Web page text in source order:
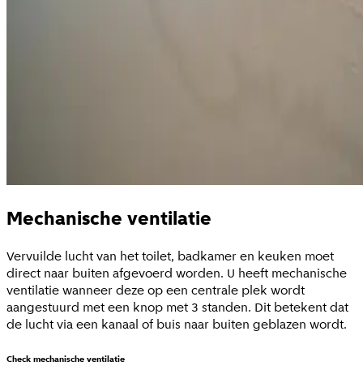
Mechanische ventilatie
Vervuilde lucht van het toilet, badkamer en keuken moet
direct naar buiten afgevoerd worden. U heeft mechanische
ventilatie wanneer deze op een centrale plek wordt
aangestuurd met een knop met 3 standen. Dit betekent dat
de lucht via een kanaal of buis naar buiten geblazen wordt.
Check mechanische ventilatie